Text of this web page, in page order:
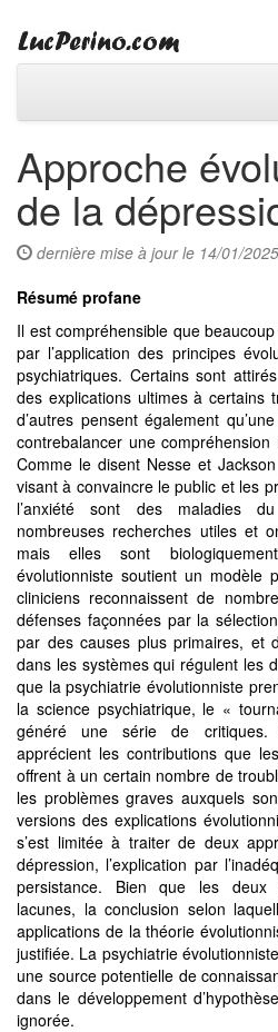
Approche
de la
dernière mise à jour le 14/01/2025
Résumé profane
Il est compréhensible que
par l’application des principes
psychiatriques. Certains sont
des explications ultimes à certains
d’autres pensent également
contrebalancer une
Comme le disent Nesse et
visant à convaincre le public et les
l’anxiété sont des maladies
nombreuses recherches utiles et
mais elles sont
évolutionniste soutient un modèle
cliniciens reconnaissent de
défenses façonnées par la
par des causes plus primaires, et
dans les systèmes qui régulent les
que la psychiatrie évolutionniste
la science psychiatrique, le «
généré une série de critiques.
apprécient les contributions que
offrent à un certain nombre de
les problèmes graves auxquels
versions des explications
s’est limitée à traiter de deux
dépression, l’explication par
persistance. Bien que les deux
lacunes, la conclusion selon
applications de la théorie
justifiée. La psychiatrie
une source potentielle de
dans le développement
ignorée.